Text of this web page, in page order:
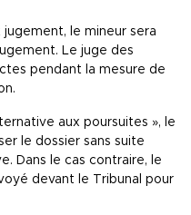
jugement, le mineur sera
Le juge des
pendant la mesure de
aux poursuites », le
le dossier sans suite
Dans le cas contraire, le
devant le Tribunal pour